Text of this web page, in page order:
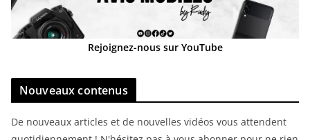
Rejoignez-nous sur YouTube
Nouveaux contenus
De nouveaux articles et de nouvelles vidéos vous attendent